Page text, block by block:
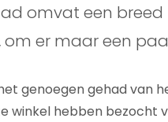
omvat een
om er maar een
genoegen gehad van
winkel hebben bezocht